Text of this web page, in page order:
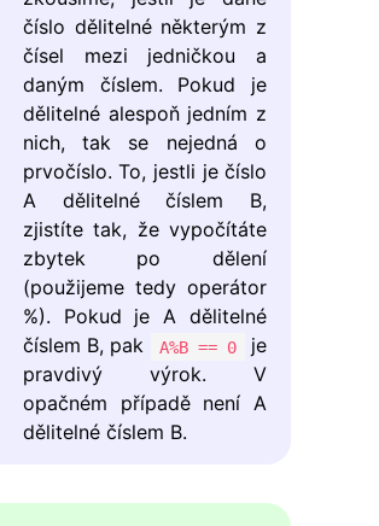
číslo dělitelné některým z
čísel mezi jedničkou a
daným číslem. Pokud je
dělitelné alespoň jedním z
nich, tak se nejedná o
prvočíslo. To, jestli je číslo
A dělitelné číslem B,
zjistíte tak, že vypočítáte
zbytek po dělení
(použijeme tedy operátor
%). Pokud je A dělitelné
číslem B, pak
A%B == 0
je
pravdivý výrok. V
opačném případě není A
dělitelné číslem B.